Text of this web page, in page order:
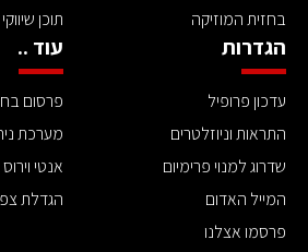
בחזית המוזיקה
תוכן שיווקי
הגדרות
עדכון פרופיל
התראות וניוזלטרים
שדרוג למנוי פרימיום
המייל האדום
פרסמו אצלנו
עוד ..
פרסום
מערכת
אנטי
הגדלת